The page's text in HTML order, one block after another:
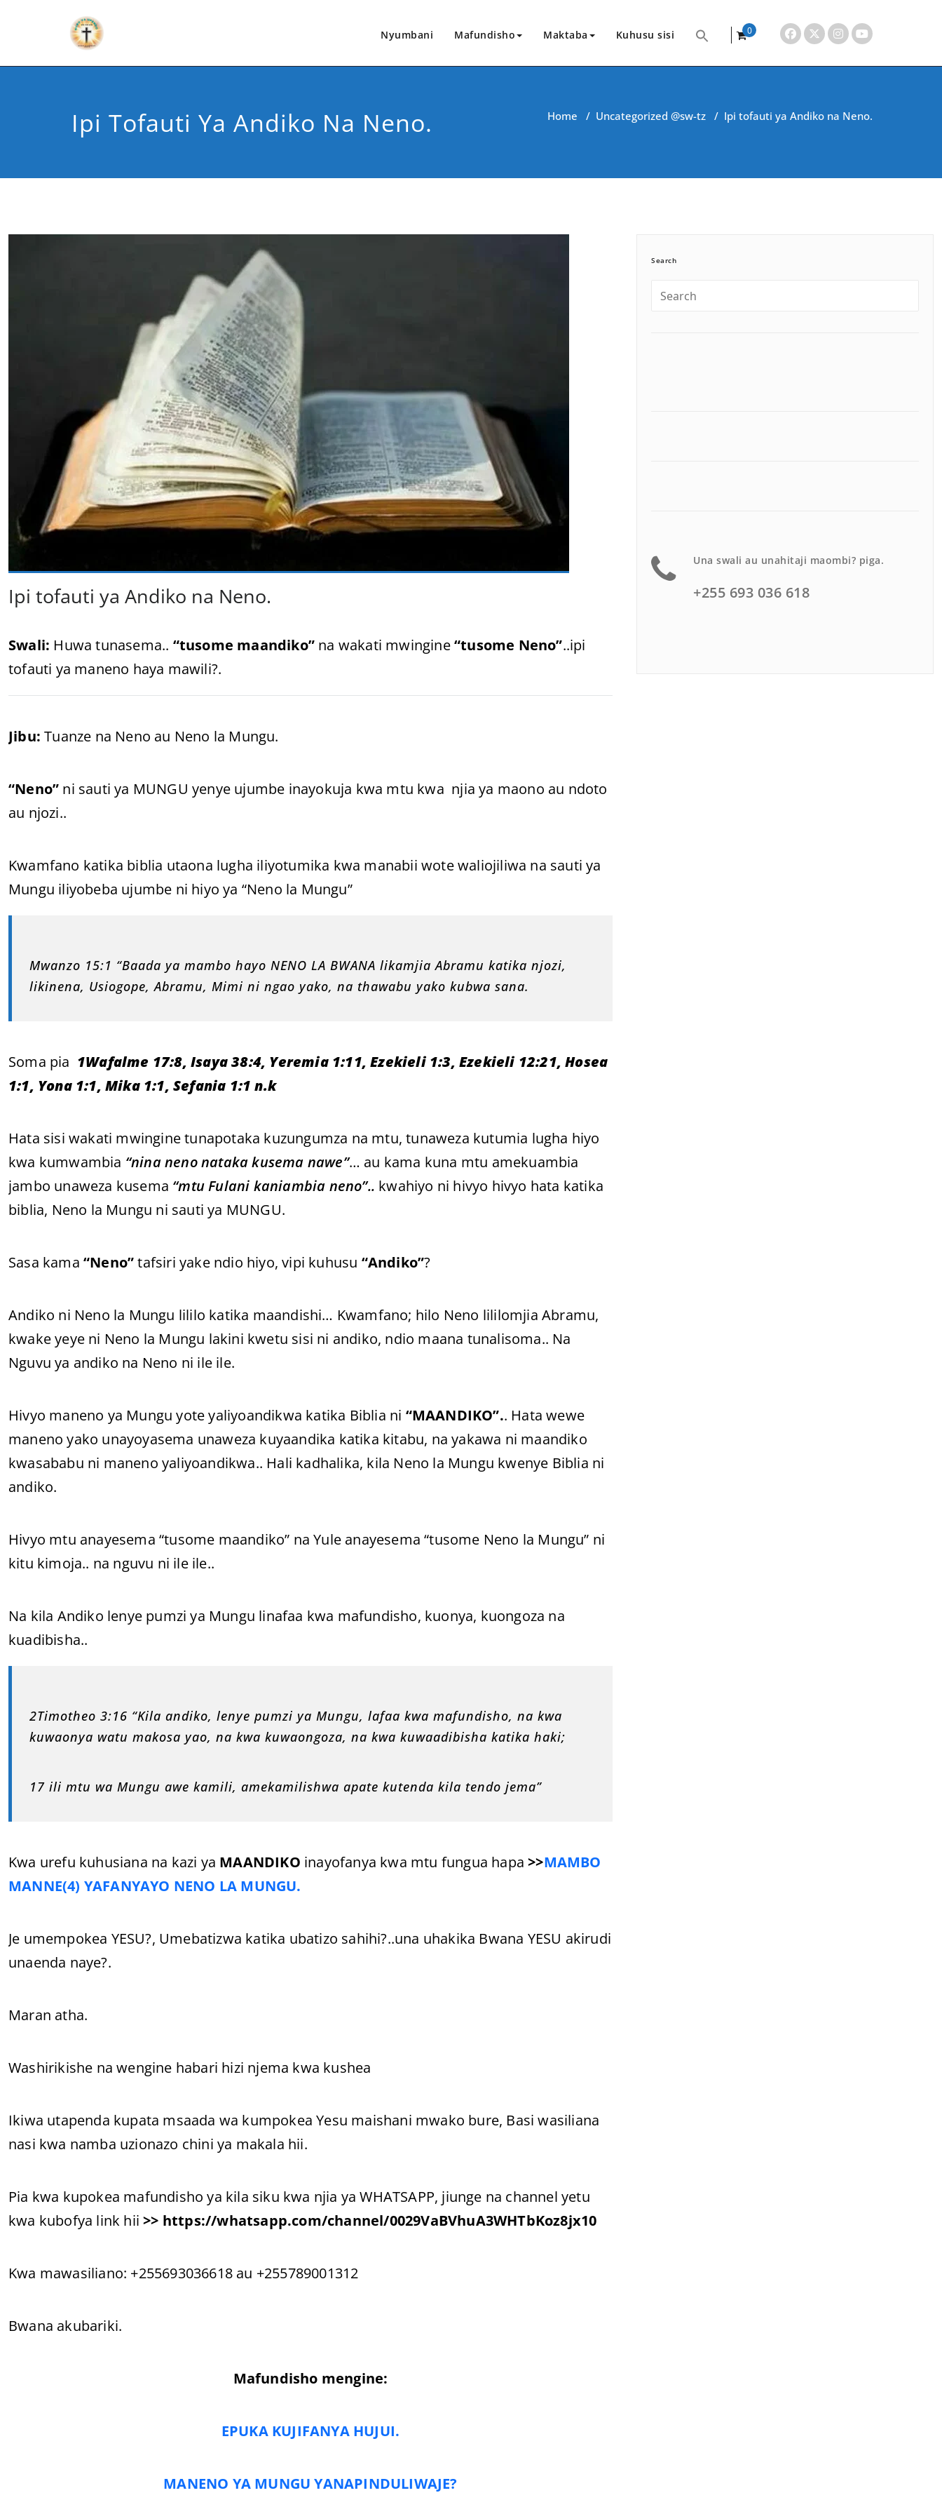
Nyumbani Mafundisho Maktaba Kuhusu sisi
0
Ipi Tofauti Ya Andiko Na Neno. Home / Uncategorized @sw-tz / Ipi tofauti ya Andiko na Neno.
Ipi tofauti ya Andiko na Neno.
Swali: Huwa tunasema.. “tusome maandiko” na wakati mwingine“tusome Neno”..ipi
tofauti ya maneno haya mawili?.
Jibu: Tuanze na Neno au Neno la Mungu.
“Neno” ni sauti ya MUNGU yenye ujumbe inayokuja kwa mtu kwa njia ya maono au ndoto
au njozi..
Kwamfano katika biblia utaona lugha iliyotumika kwa manabii wote waliojiliwa na sauti ya
Mungu iliyobeba ujumbe ni hiyo ya “Neno la Mungu”
Mwanzo 15:1 “Baada ya mambo hayo NENO LA BWANA likamjia Abramu katika njozi,
likinena, Usiogope, Abramu, Mimi ni ngao yako, na thawabu yako kubwa sana.
Soma pia 1Wafalme 17:8, Isaya 38:4, Yeremia 1:11, Ezekieli 1:3, Ezekieli 12:21, Hosea
1:1, Yona 1:1, Mika 1:1, Sefania 1:1 n.k
Hata sisi wakati mwingine tunapotaka kuzungumza na mtu, tunaweza kutumia lugha hiyo
kwa kumwambia “nina neno nataka kusema nawe”… au kama kuna mtu amekuambia
jambo unaweza kusema “mtu Fulani kaniambia neno”.. kwahiyo ni hivyo hivyo hata katika
biblia, Neno la Mungu ni sauti ya MUNGU.
Sasa kama “Neno”tafsiri yake ndio hiyo, vipi kuhusu “Andiko”?
Andiko ni Neno la Mungu lililo katika maandishi… Kwamfano; hilo Neno lililomjia Abramu,
kwake yeye ni Neno la Mungu lakini kwetu sisi ni andiko, ndio maana tunalisoma.. Na
Nguvu ya andiko na Neno ni ile ile.
Hivyo maneno ya Mungu yote yaliyoandikwa katika Biblia ni “MAANDIKO”.. Hata wewe
maneno yako unayoyasema unaweza kuyaandika katika kitabu, na yakawa ni maandiko
kwasababu ni maneno yaliyoandikwa.. Hali kadhalika, kila Neno la Mungu kwenye Biblia ni
andiko.
Hivyo mtu anayesema “tusome maandiko” na Yule anayesema “tusome Neno la Mungu” ni
kitu kimoja.. na nguvu ni ile ile..
Na kila Andiko lenye pumzi ya Mungu linafaa kwa mafundisho, kuonya, kuongoza na
kuadibisha..
2Timotheo 3:16 “Kila andiko, lenye pumzi ya Mungu, lafaa kwa mafundisho, na kwa
kuwaonya watu makosa yao, na kwa kuwaongoza, na kwa kuwaadibisha katika haki;
17 ili mtu wa Mungu awe kamili, amekamilishwa apate kutenda kila tendo jema”
Kwa urefu kuhusiana na kazi ya MAANDIKO inayofanya kwa mtu fungua hapa>>MAMBO
MANNE(4) YAFANYAYO NENO LA MUNGU.
Je umempokea YESU?, Umebatizwa katika ubatizo sahihi?..una uhakika Bwana YESU akirudi
unaenda naye?.
Maran atha.
Washirikishe na wengine habari hizi njema kwa kushea
Ikiwa utapenda kupata msaada wa kumpokea Yesu maishani mwako bure, Basi wasiliana
nasi kwa namba uzionazo chini ya makala hii.
Pia kwa kupokea mafundisho ya kila siku kwa njia ya WHATSAPP, jiunge na channel yetu
kwa kubofya link hii>> https://whatsapp.com/channel/0029VaBVhuA3WHTbKoz8jx10
Kwa mawasiliano: +255693036618 au +255789001312
Bwana akubariki.
Mafundisho mengine:
EPUKA KUJIFANYA HUJUI.
MANENO YA MUNGU YANAPINDULIWAJE?
Search
Una swali au unahitaji maombi? piga.
+255 693 036 618